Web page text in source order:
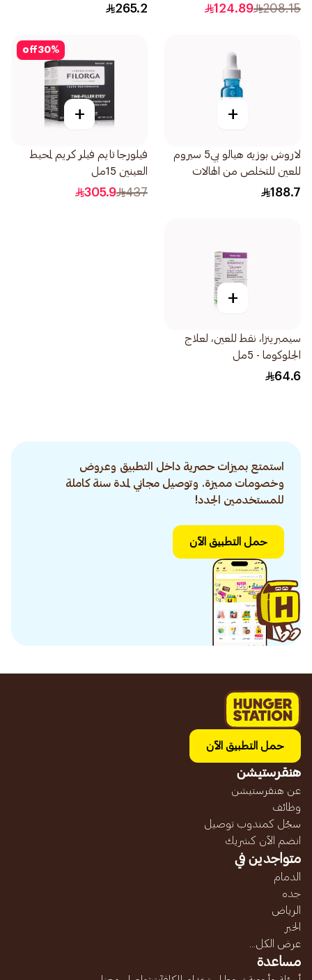
208.15
124.89
265.2
+
لاروش بوزيه هيالو بي5 سيروم
للعين للتخلص من الهالات
السوداء والتجاعيد 15مل
188.7
30%
off
+
فيلورجا تايم فيلر كريم لمحيط
العينين 15مل
437
305.9
+
سيمبرينزا، نقط للعين، لعلاج
الجلوكوما - 5مل
64.6
استمتع بميزات حصرية داخل التطبيق وعروض
وخصومات مميزة. وتوصيل مجاني لمدة سنة كاملة
للمستخدمين الجدد!
حمل التطبيق الآن
حمل التطبيق الآن
هنقرستيشن
عن هنقرستيشن
وظائف
سجّل كمندوب توصيل
انضم الآن كشريك
متواجدين في
الدمام
جده
الرياض
الخبر
عرض الكل...
مساعدة